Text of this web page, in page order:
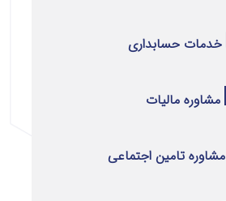
خدمات حسابداری
مشاوره مالیات
مشاوره تامین اجتماعی